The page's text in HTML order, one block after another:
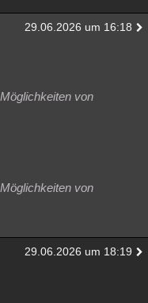
29.06.2026 um 16:18
von
von
29.06.2026 um 18:19